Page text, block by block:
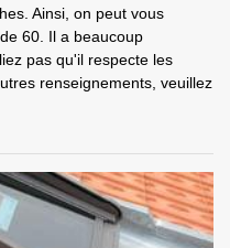
Ainsi, on peut vous
60. Il a beaucoup
pas qu'il respecte les
renseignements, veuillez